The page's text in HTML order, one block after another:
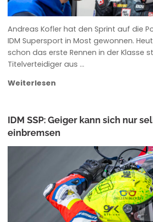
Andreas Kofler hat den Sprint auf die
IDM Supersport in Most gewonnen.
schon das erste Rennen in der Klasse
Titelverteidiger aus …
Weiterlesen
IDM SSP: Geiger kann sich nur
einbremsen
ANKE WIECZOREK